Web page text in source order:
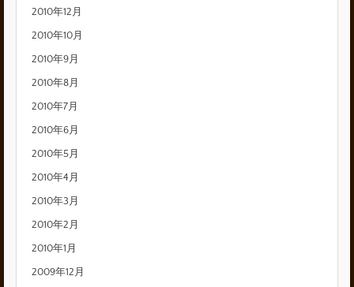
2010年12月
2010年10月
2010年9月
2010年8月
2010年7月
2010年6月
2010年5月
2010年4月
2010年3月
2010年2月
2010年1月
2009年12月